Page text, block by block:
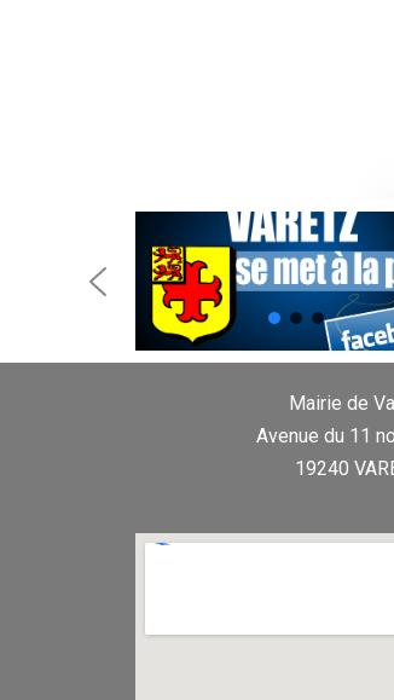
Mairie de
Avenue du 11
19240